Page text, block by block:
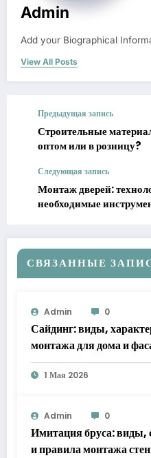
Admin
Add your Biographical
View All Posts
Предыдущая запись
Строительные
оптом или в розницу?
Следующая запись
Монтаж дверей:
необходимые
СВЯЗАННЫЕ
Admin 0
Сайдинг: виды,
монтажа для дома и
1 Мая 2026
Admin 0
Имитация бруса: виды,
и правила монтажа